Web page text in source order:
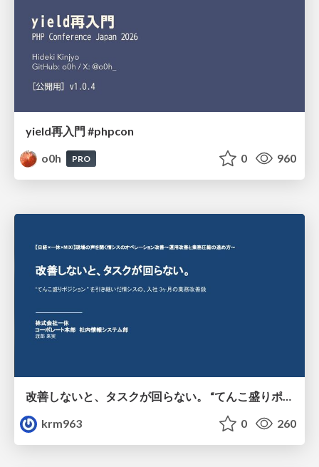
yield再入門 #phpcon
o0h
PRO 0 960
改善しないと、タスクが回らない。 “てんこ盛りポジション” を引き継いだ情シスの、入社3ヶ月の業務改善録
krm963
0 260